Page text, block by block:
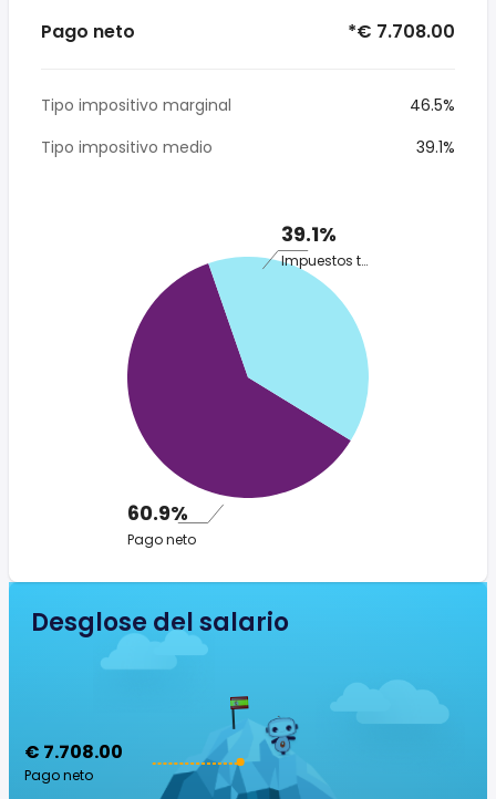
Pago neto *€ 7.708.00
Tipo impositivo marginal
46.5%
Tipo impositivo medio
39.1%
39.1%
Impuestos totales
60.9%
Pago neto
Desglose del salario
€ 7.708.00
Pago neto